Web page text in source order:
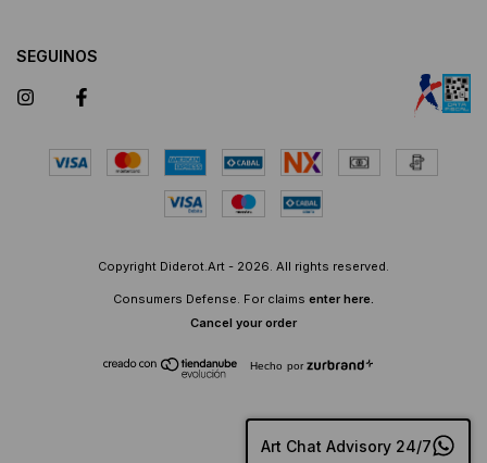
Art Chat Advisory 24/7
SEGUINOS
Copyright Diderot.Art - 2026. All rights reserved.
Consumers Defense. For claims enter here.
Cancel your order
Hecho por